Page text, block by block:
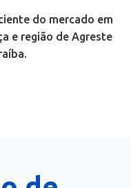
do mercado em
e região de Agreste